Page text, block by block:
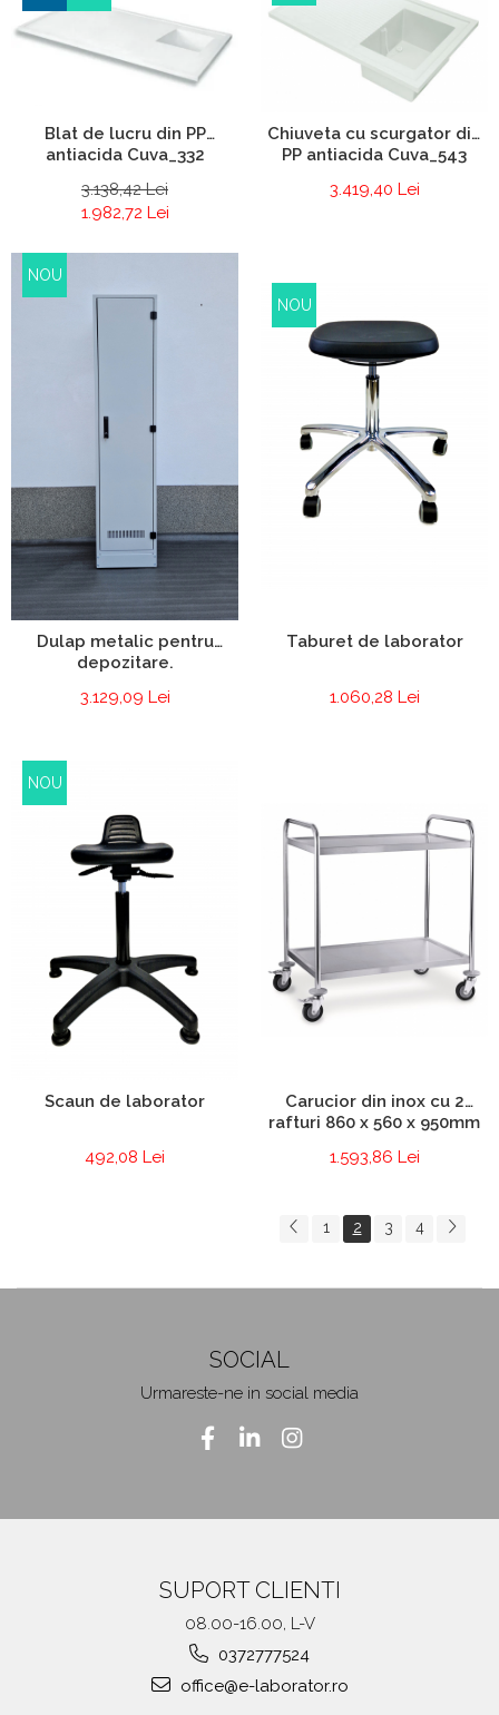
Blat de lucru din PP
antiacida Cuva_332
3.138,42 Lei
1.982,72 Lei
Chiuveta cu scurgator din
PP antiacida Cuva_543
3.419,40 Lei
NOU
Dulap metalic pentru
depozitare.
3.129,09 Lei
NOU
Taburet de laborator
1.060,28 Lei
NOU
Scaun de laborator
492,08 Lei
Carucior din inox cu 2
rafturi 860 x 560 x 950mm
1.593,86 Lei
1 2 3 4
SOCIAL
Urmareste-ne in social media
SUPORT CLIENTI
08.00-16.00, L-V
0372777524
office@e-laborator.ro